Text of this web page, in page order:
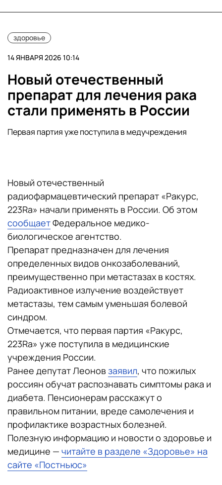
здоровье
14 ЯНВАРЯ 2026 10:14
Новый отечественный
препарат для лечения рака
стали применять в России
Первая партия уже поступила в медучреждения
Новый отечественный
радиофармацевтический препарат «Ракурс,
223Ra» начали применять в России. Об этом
сообщаетФедеральное медико-
биологическое агентство.
Препарат предназначен для лечения
определенных видов онкозаболеваний,
преимущественно при метастазах в костях.
Радиоактивное излучение воздействует
метастазы, тем самым уменьшая болевой
синдром.
Отмечается, что первая партия «Ракурс,
223Ra» уже поступила в медицинские
учреждения России.
Ранее депутат Леонов заявил, что пожилых
россиян обучат распознавать симптомы рака и
диабета. Пенсионерам расскажут о
правильном питании, вреде самолечения и
профилактике возрастных болезней.
Полезную информацию и новости о здоровье и
медицине — читайте в разделе «Здоровье» на
сайте «Постньюс»